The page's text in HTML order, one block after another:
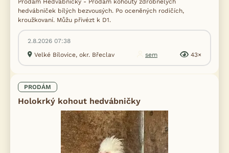
Prodám Hedvábničky - Prodám kohouty zdrobnĕlých
hedvábniček bílých bezvousých. Po ocenĕných rodičích,
kroužkovaní. Můžu přivézt k D1.
2.8.2026 07:38
Velké Bílovice, okr. Břeclav
sem 43×
PRODÁM
Holokrký kohout hedvábničky